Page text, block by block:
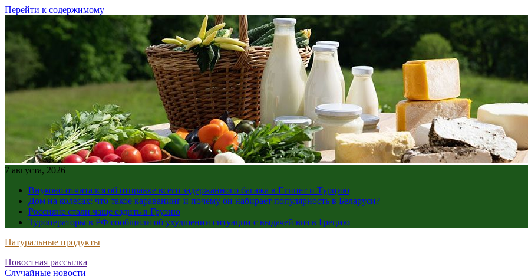
Перейти к содержимому
7 августа, 2026
Внуково отчитался об отправке всего задержанного багажа в Египет и Турцию
Дом на колесах: что такое караванинг и почему он набирает популярность в Беларуси?
Россияне стали чаще ездить в Грузию
Туроператоры в РФ сообщили об ухудшении ситуации с выдачей виз в Грецию
Натуральные продукты
Новостная рассылка
Случайные новости